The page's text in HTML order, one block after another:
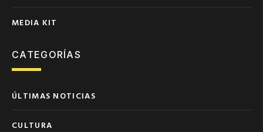
MEDIA KIT
CATEGORÍAS
ÚLTIMAS NOTICIAS
CULTURA